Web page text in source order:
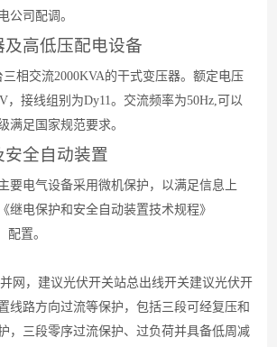
公司配调。
及高低压配电设备
三相交流2000KVA的干式变压器。额定电压
V，接线组别 为Dy11。交流频率为50Hz, 可以
满足国家规范要求。
全自动装置
要电气设备采用微机保护，以满足信息上
继电保护和安全自动装置技术规程》
配置。
并网，建议光伏开关站总出线开关建议光伏开
线路方向过流等保护，包括三段可经复压和
，三段零序过流保护、过负荷并具备低周减